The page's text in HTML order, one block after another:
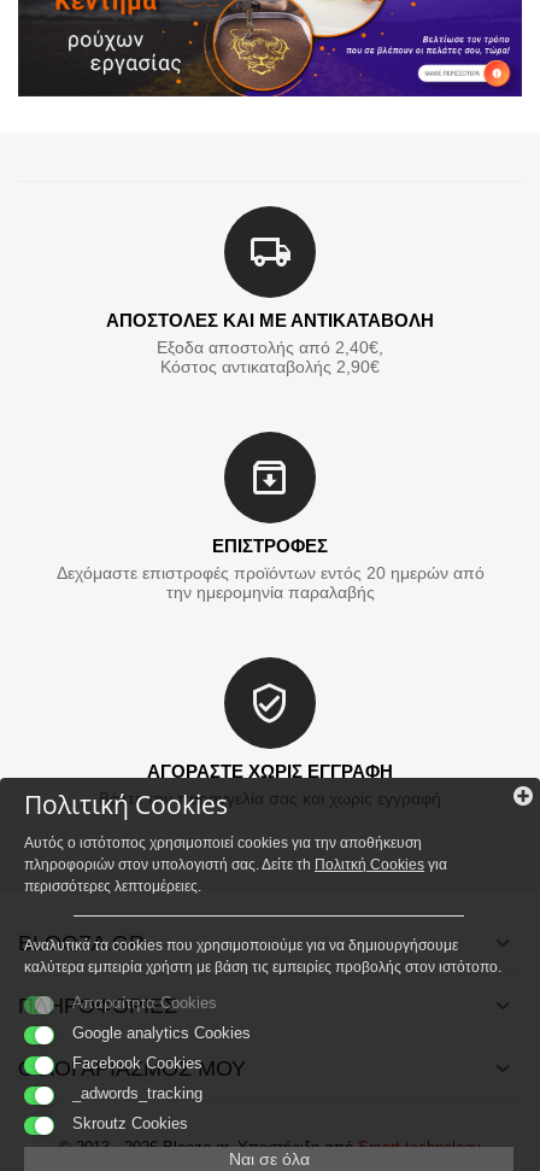
ΑΠΟΣΤΟΛΕΣ ΚΑΙ ΜΕ ΑΝΤΙΚΑΤΑΒΟΛΗ
Εξοδα αποστολής από 2,40€,
Κόστος αντικαταβολής 2,90€
ΕΠΙΣΤΡΟΦΕΣ
Δεχόμαστε επιστροφές προϊόντων εντός 20 ημερών από
την ημερομηνία παραλαβής
ΑΓΟΡΑΣΤΕ ΧΩΡΙΣ ΕΓΓΡΑΦΗ
Βάλτε την παραγγελία σας και χωρίς εγγραφή
BLOOZA.GR
ΠΛΗΡΟΦΟΡΙΕΣ
Ο ΛΟΓΑΡΙΑΣΜΟΣ ΜΟΥ
© 2013 - 2026 Blooza.gr. Υποστήριξη απόSmart technology
Πολιτική Cookies
Αυτός ο ιστότοπος χρησιμοποιεί cookies για την αποθήκευση
πληροφοριών στον υπολογιστή σας. Δείτε τh Πολιτκή Cookies για
περισσότερες λεπτομέρειες.
Αναλυτικά τα cookies που χρησιμοποιούμε για να δημιουργήσουμε
καλύτερα εμπειρία χρήστη με βάση τις εμπειρίες προβολής στον ιστότοπο.
Απαραίτητα Cookies
Google analytics Cookies
Facebook Cookies
_adwords_tracking
Skroutz Cookies
Ναι σε όλα